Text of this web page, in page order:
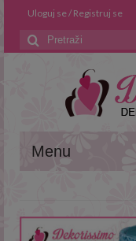
Uloguj se / Registruj se
Search
for:
Menu
O nama